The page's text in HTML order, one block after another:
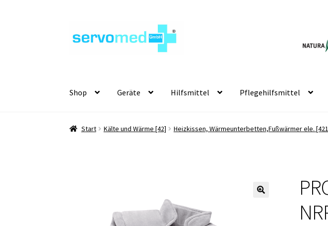
Navigation
Inhalt
Shop Geräte Hilfsmittel Pflegehilfsmittel
Start Kälte und Wärme [42] Heizkissen, Wärmeunterbetten,Fußwärmer ele.